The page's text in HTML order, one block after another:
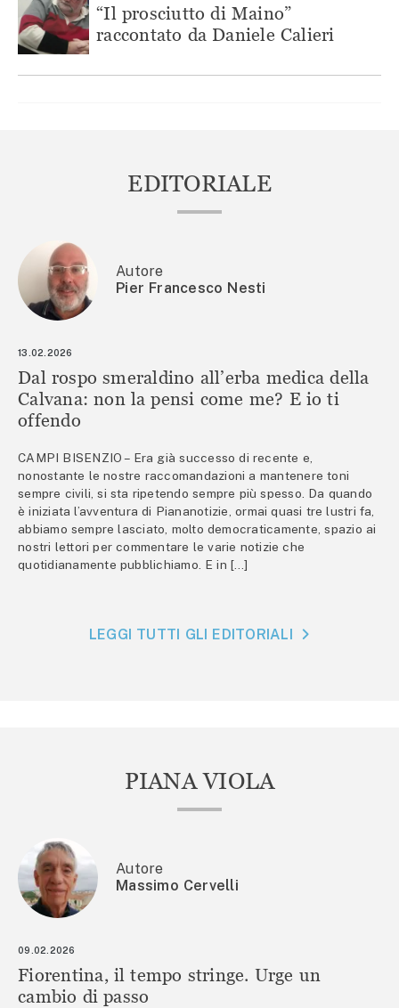
“Il prosciutto di Maino”
raccontato da Daniele Calieri
EDITORIALE
Autore
Pier Francesco Nesti
13.02.2026
Dal rospo smeraldino all’erba medica della
Calvana: non la pensi come me? E io ti
offendo
CAMPI BISENZIO – Era già successo di recente e,
nonostante le nostre raccomandazioni a mantenere toni
sempre civili, si sta ripetendo sempre più spesso. Da quando
è iniziata l’avventura di Piananotizie, ormai quasi tre lustri fa,
abbiamo sempre lasciato, molto democraticamente, spazio ai
nostri lettori per commentare le varie notizie che
quotidianamente pubblichiamo. E in […]
LEGGI TUTTI GLI EDITORIALI
PIANA VIOLA
Autore
Massimo Cervelli
09.02.2026
Fiorentina, il tempo stringe. Urge un
cambio di passo